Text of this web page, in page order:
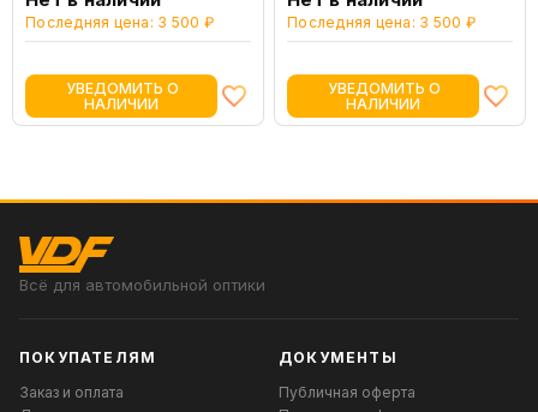
Последняя цена: 3 500 ₽
УВЕДОМИТЬ О
НАЛИЧИИ
Последняя цена: 3 500 ₽
УВЕДОМИТЬ О
НАЛИЧИИ
Всё для автомобильной оптики
ПОКУПАТЕЛЯМ
Заказ и оплата
ДОКУМЕНТЫ
Публичная оферта